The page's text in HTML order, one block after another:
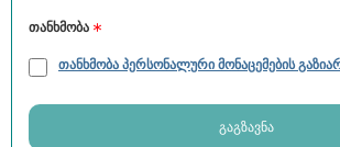
თანხმობა
თანხმობა პერსონალური მონაცემების
გაგზავნა